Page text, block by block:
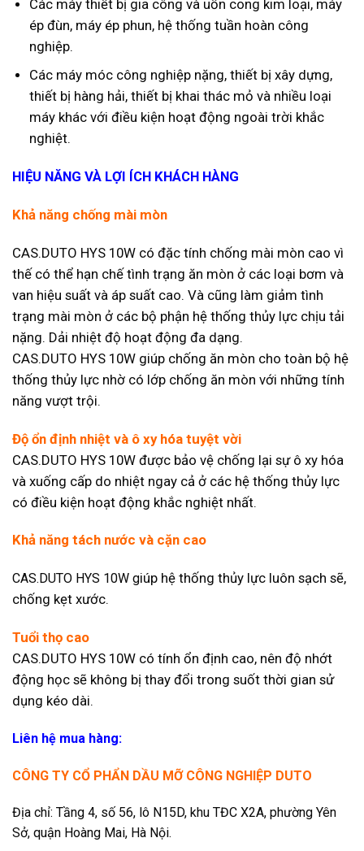
Các máy thiết bị gia công và uốn cong kim loại, máy
ép đùn, máy ép phun, hệ thống tuần hoàn công
nghiệp.
Các máy móc công nghiệp nặng, thiết bị xây dựng,
thiết bị hàng hải, thiết bị khai thác mỏ và nhiều loại
máy khác với điều kiện hoạt động ngoài trời khắc
nghiệt.
HIỆU NĂNG VÀ LỢI ÍCH KHÁCH HÀNG
Khả năng chống mài mòn
CAS.DUTO HYS 10W có đặc tính chống mài mòn cao vì
thế có thể hạn chế tình trạng ăn mòn ở các loại bơm và
van hiệu suất và áp suất cao. Và cũng làm giảm tình
trạng mài mòn ở các bộ phận hệ thống thủy lực chịu tải
nặng. Dải nhiệt độ hoạt động đa dạng.
CAS.DUTO HYS 10W giúp chống ăn mòn cho toàn bộ hệ
thống thủy lực nhờ có lớp chống ăn mòn với những tính
năng vượt trội.
Độ ổn định nhiệt và ô xy hóa tuyệt vời
CAS.DUTO HYS 10W được bảo vệ chống lại sự ô xy hóa
và xuống cấp do nhiệt ngay cả ở các hệ thống thủy lực
có điều kiện hoạt động khắc nghiệt nhất.
Khả năng tách nước và cặn cao
CAS.DUTO HYS 10W giúp hệ thống thủy lực luôn sạch sẽ,
chống kẹt xước.
Tuổi thọ cao
CAS.DUTO HYS 10W có tính ổn định cao, nên độ nhớt
động học sẽ không bị thay đổi trong suốt thời gian sử
dụng kéo dài.
Liên hệ mua hàng:
CÔNG TY CỔ PHẨN DẦU MỠ CÔNG NGHIỆP DUTO
Địa chỉ: Tầng 4, số 56, lô N15D, khu TĐC X2A, phường Yên
Sở, quận Hoàng Mai, Hà Nội.